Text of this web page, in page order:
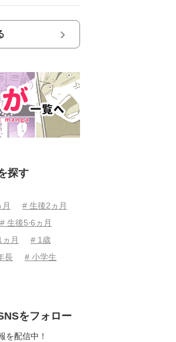
探す
# 生後2ヵ月
# 生後5⋅6ヵ月
ヵ月
# 1歳
長
# 小学生
をフォロー
を配信中！